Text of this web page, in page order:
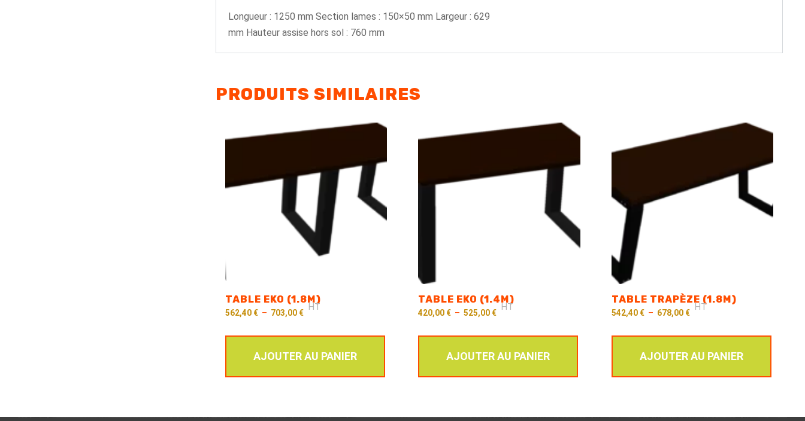
Longueur : 1250 mm Section lames : 150×50 mm Largeur : 629
mm Hauteur assise hors sol : 760 mm
PRODUITS SIMILAIRES
TABLE EKO (1.8M)
562,40 € – 703,00 €
HT
AJOUTER AU PANIER
TABLE EKO (1.4M)
420,00 € – 525,00 €
HT
AJOUTER AU PANIER
TABLE TRAPÈZE (1.8M)
542,40 € – 678,00 €
HT
AJOUTER AU PANIER